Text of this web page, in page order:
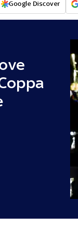
Google Discover